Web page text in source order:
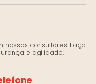
nossos consultores. Faça
e agilidade.